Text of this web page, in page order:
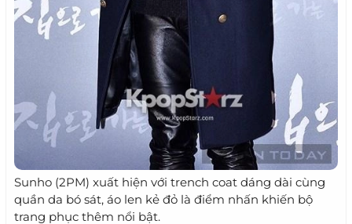
Sunho (2PM) xuất hiện với trench coat dáng dài cùng
quần da bó sát, áo len kẻ đỏ là điểm nhấn khiến bộ
trang phục thêm nổi bật.